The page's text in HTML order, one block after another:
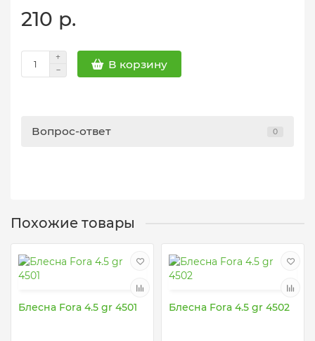
210 р.
В корзину
Вопрос-ответ 0
Похожие товары
Блесна Fora 4.5 gr 4501 Блесна Fora 4.5 gr 4502